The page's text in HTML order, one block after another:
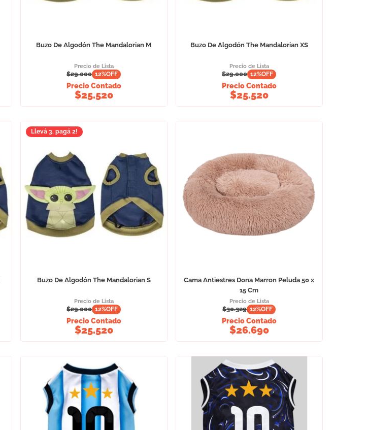
Buzo De Algodón The Mandalorian M
Precio de Lista
$29.000 12%OFF
Precio Contado
$25.520
Buzo De Algodón The Mandalorian XS
Precio de Lista
$29.000 12%OFF
Precio Contado
$25.520
Llevá 3, pagá 2!
Buzo De Algodón The Mandalorian S
Precio de Lista
$29.000 12%OFF
Precio Contado
$25.520
Cama Antiestres Dona Marron Peluda 50 x
15 Cm
Precio de Lista
$30.329 12%OFF
Precio Contado
$26.690